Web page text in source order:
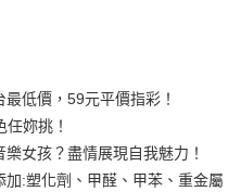
低價，59元平價指彩！
妳挑！
女孩？盡情展現自我魅力！
:塑化劑、甲醛、甲苯、重金屬